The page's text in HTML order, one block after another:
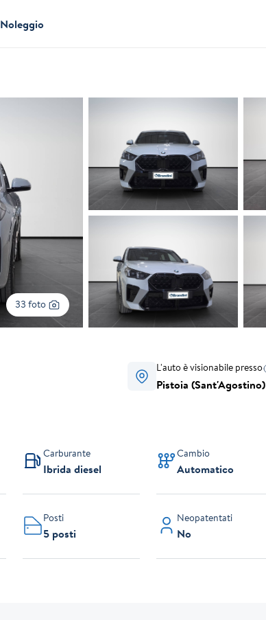
Noleggio
33 foto
L'auto è visionabile presso
Pistoia (Sant'Agostino)
Carburante
Ibrida diesel
Cambio
Automatico
Posti
5 posti
Neopatentati
No